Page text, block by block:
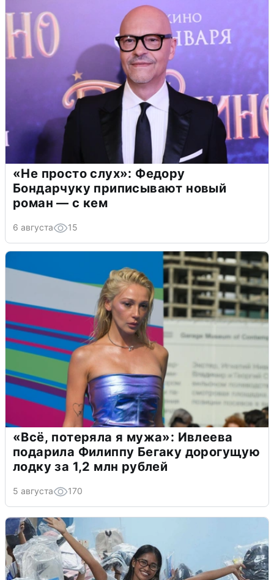
«Не просто слух»: Федору
Бондарчуку приписывают новый
роман — с кем
6 августа 15
«Всё, потеряла я мужа»: Ивлеева
подарила Филиппу Бегаку дорогущую
лодку за 1,2 млн рублей
5 августа 170